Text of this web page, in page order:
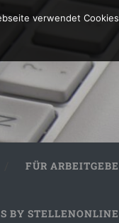
FÜR
BY STELLENONLINE
verwendet